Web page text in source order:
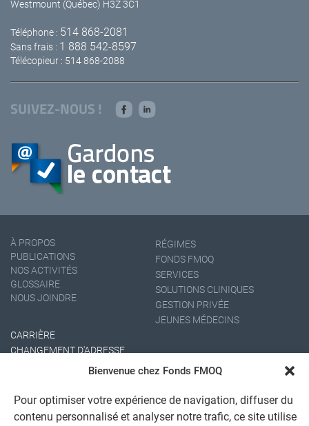
Bienvenue chez Fonds FMOQ
Pour optimiser votre expérience de navigation, diffuser du
contenu personnalisé et analyser notre trafic, ce site utilise
Westmount (Québec) H3Z 3C1
Téléphone : 514 868-2081
Sans frais : 1 888 542-8597
Télécopieur : 514 868-2088
SUIVEZ-NOUS !
À PROPOS
PUBLICATIONS
NOS ACTIVITÉS
GLOSSAIRE
NOUS JOINDRE
RÉGIMES
FONDS FMOQ
SERVICES
SOLUTIONS CLINIQUES
GESTION PRIVÉE
JEUNES MÉDECINS
CARRIÈRE
CHANGEMENT D'ADRESSE